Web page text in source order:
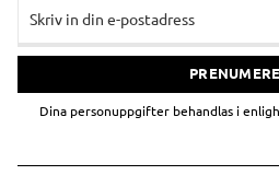
Dina personuppgifter behandlas i